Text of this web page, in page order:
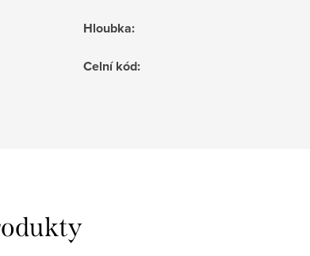
Hloubka:
Celní kód: